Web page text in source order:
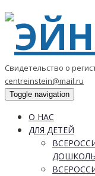
Свидетельство о
centreinstein@mail.ru
Toggle navigation
О НАС
ДЛЯ ДЕТЕЙ